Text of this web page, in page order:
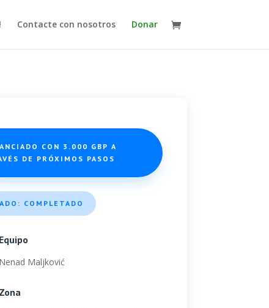
Contacte con nosotros Donar
CON 3.000 GBP A
DE PRÓXIMOS PASOS
COMPLETADO
Equipo
Nenad Maljković
Zona